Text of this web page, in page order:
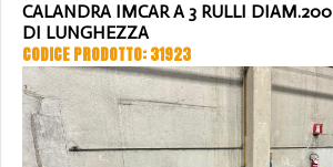
CALANDRA IMCAR A 3 RULLI
DI LUNGHEZZA
CODICE PRODOTTO: 31923